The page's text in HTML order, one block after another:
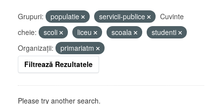
Grupuri: populatie servicii-publice
Cuvinte
cheie:
scoli liceu scoala
studenti
Organizații:
primariatm
Filtrează Rezultatele
Please try another search.